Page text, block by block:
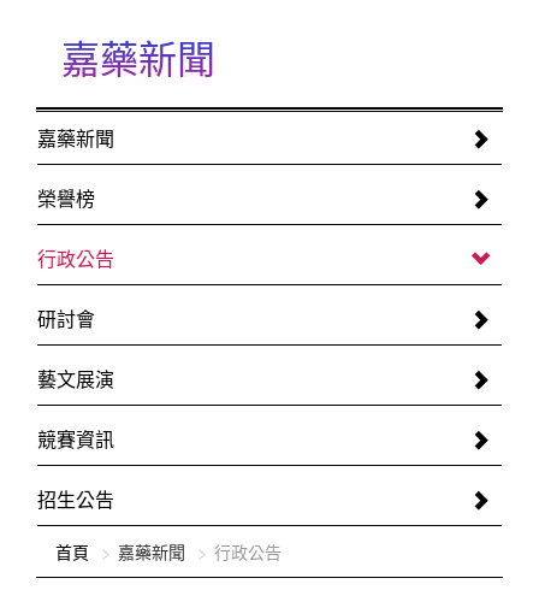
嘉藥新聞
嘉藥新聞
榮譽榜
行政公告
研討會
藝文展演
競賽資訊
招生公告
首頁 嘉藥新聞 行政公告